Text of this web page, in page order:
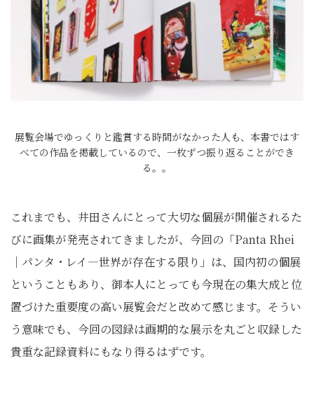
展覧会場でゆっくりと鑑賞する時間がなかった人も、本書ではす
べての作品を掲載しているので、一枚ずつ振り返ることができ
る。。
これまでも、井田さんにとって大切な個展が開催されるた
びに画集が発売されてきましたが、今回の「Panta Rhei
｜パンタ・レイ―世界が存在する限り」は、国内初の個展
ということもあり、御本人にとっても今現在の集大成と位
置づけた重要度の高い展覧会だと改めて感じます。そうい
う意味でも、今回の図録は画期的な展示を丸ごと収録した
貴重な記録資料にもなり得るはずです。